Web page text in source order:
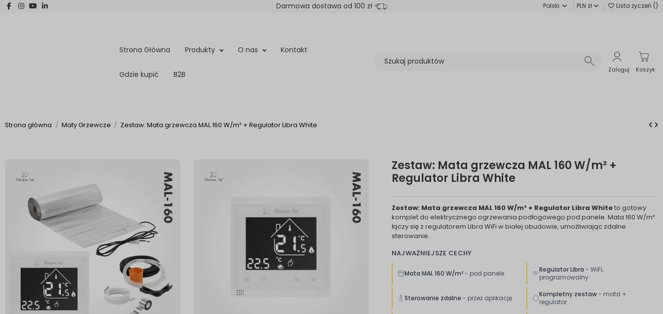
Darmowa dostawa od 100 zł Polski PLN zł Lista życzeń ()
Strona Główna Produkty O nas Kontakt
Gdzie kupić B2B
Zaloguj Koszyk
Strona główna Maty Grzewcze Zestaw: Mata grzewcza MAL 160 W/m² + Regulator Libra White
Zestaw: Mata grzewcza MAL 160 W/m² +
Regulator Libra White
Zestaw: Mata grzewcza MAL 160 W/m² + Regulator Libra Whiteto gotowy
komplet do elektrycznego ogrzewania podłogowego pod panele. Mata 160 W/m²
łączy się z regulatorem Libra WiFi w białej obudowie, umożliwiając zdalne
sterowanie.
NAJWAŻNIEJSZE CECHY
Mata MAL 160 W/m²- pod panele Regulator Libra - WiFi,
programowalny
Sterowanie zdalne - przez aplikację Kompletny zestaw- mata +
regulator